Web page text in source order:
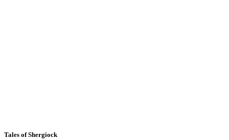
Tales of Shergiock